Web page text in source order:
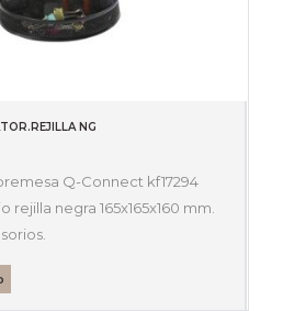
NG
Q-Connect kf17294
negra 165x165x160 mm.